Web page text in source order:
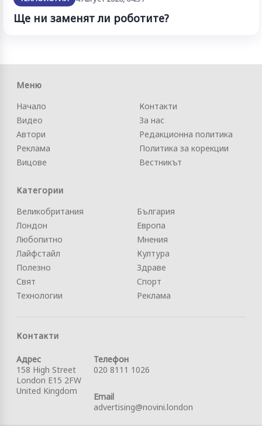
Ще ни заменят ли роботите?
Меню
Начало
Видео
Автори
Реклама
Вицове
Контакти
За нас
Редакционна политика
Политика за корекции
Вестникът
Категории
Великобритания
Лондон
Любопитно
Лайфстайл
Полезно
Свят
Технологии
България
Европа
Мнения
Култура
Здраве
Спорт
Реклама
Контакти
Адрес
158 High Street
London E15 2FW
United Kingdom
Телефон
020 8111 1026
Email
advertising@novini.london